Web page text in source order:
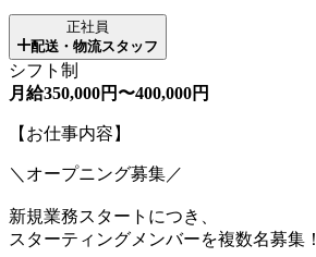
正社員
配送・物流スタッフ
シフト制
月給350,000円〜400,000円
【お仕事内容】
＼オープニング募集／
新規業務スタートにつき、
スターティングメンバーを複数名募集！